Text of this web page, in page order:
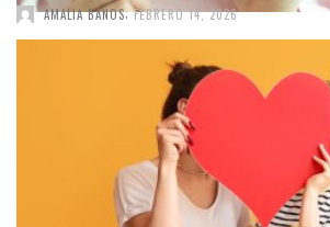
AMALIA BAÑOS, FEBRERO 14, 2026